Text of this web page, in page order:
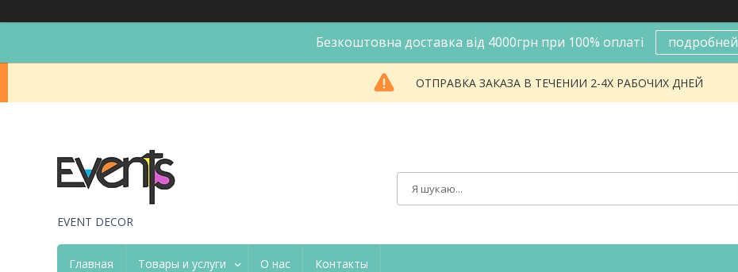
Безкоштовна доставка від 4000грн при 100% оплаті подробней
ОТПРАВКА ЗАКАЗА В ТЕЧЕНИИ 2-4Х РАБОЧИХ ДНЕЙ
EVENT DECOR
Главная Товары и услуги О нас Контакты